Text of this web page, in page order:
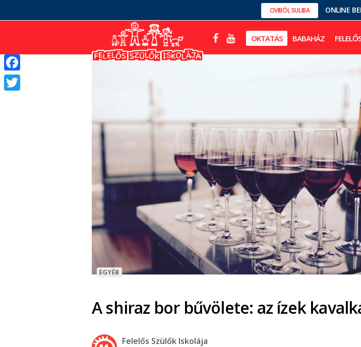
OVIBÓL SULIBA ONLINE
OKTATÁS BABAHÁZ
EGYÉB
A shiraz bor bűvölete: az ízek
Felelős Szülők Iskolája
Facebook